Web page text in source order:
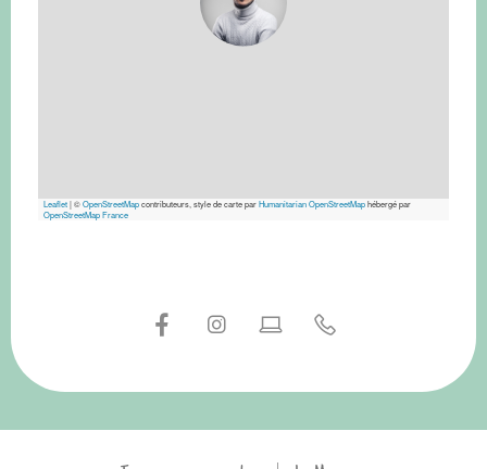
Leaflet|©OpenStreetMapcontributeurs, style de carte parHumanitarian OpenStreetMaphébergé par
OpenStreetMap France